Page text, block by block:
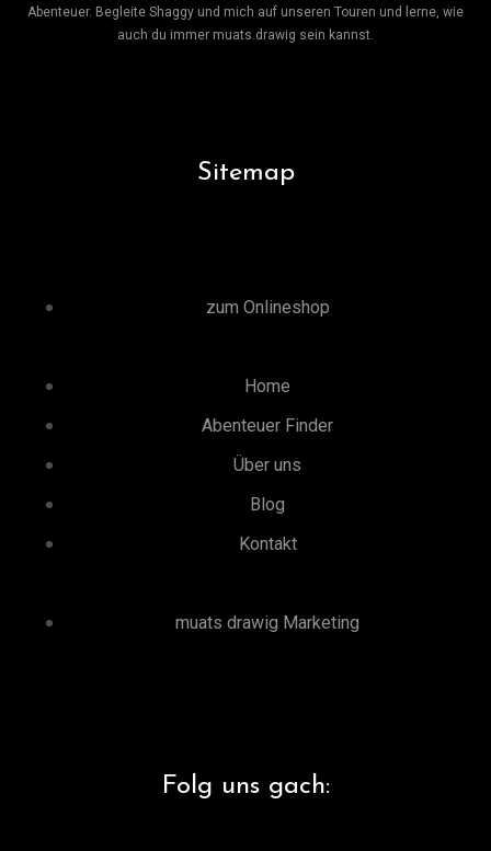
Abenteuer. Begleite Shaggy und mich auf unseren Touren und lerne, wie
auch du immer muats drawig sein kannst.
Sitemap
zum Onlineshop
Home
Abenteuer Finder
Über uns
Blog
Kontakt
muats drawig Marketing
Folg uns gach: